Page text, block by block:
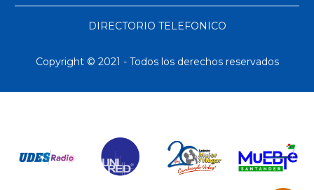
DIRECTORIO TELEFONICO
Copyright © 2021 - Todos los derechos reservados